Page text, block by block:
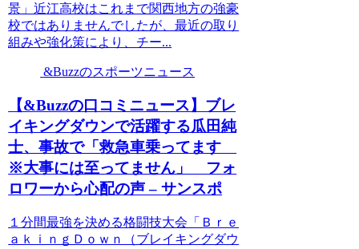
景」近江高校はこれまで関西地方の強豪
校ではありませんでしたが、最近の取り
組みや強化策により、チー...
&Buzzのスポーツニュース
【&Buzzの口コミニュース】ブレ
イキングダウンで活躍する瓜田純
士、事故で「救急車乗ってます
※大事には至ってません」 フォ
ロワーから心配の声 – サンスポ
１分間最強を決める格闘技大会「Ｂｒｅ
ａｋｉｎｇＤｏｗｎ（ブレイキングダウ